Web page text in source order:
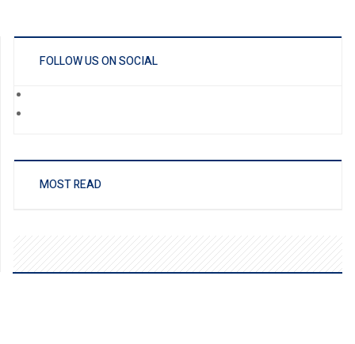
FOLLOW US ON SOCIAL
MOST READ